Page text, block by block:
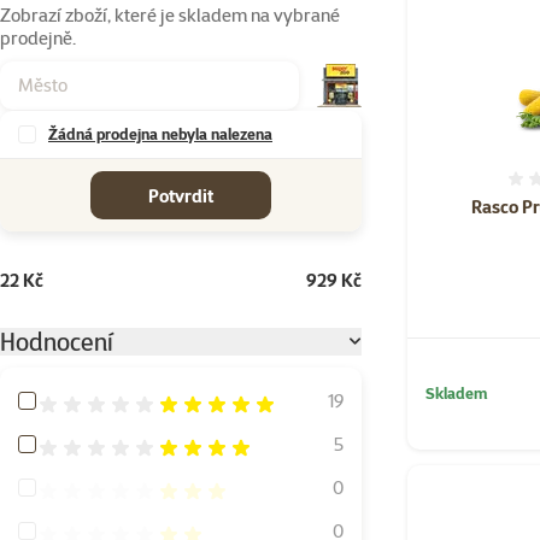
Zobrazí zboží, které je skladem na vybrané
prodejně.
Žádná prodejna nebyla nalezena
Potvrdit
22 Kč 929 Kč
Hodnocení
Hodnocení 100%
19
Hodnocení 80%
5
Hodnocení 60%
0
Hodnocení 40%
0
Rasco
Skladem